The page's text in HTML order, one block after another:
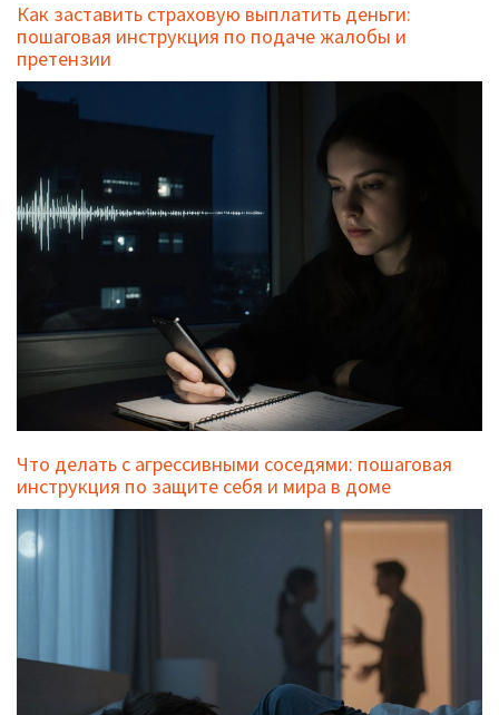
Как заставить страховую выплатить деньги:
пошаговая инструкция по подаче жалобы и
претензии
Что делать с агрессивными соседями: пошаговая
инструкция по защите себя и мира в доме